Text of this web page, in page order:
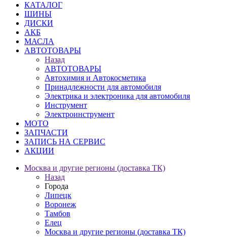
КАТАЛОГ
ШИНЫ
ДИСКИ
АКБ
МАСЛА
АВТОТОВАРЫ
Назад
АВТОТОВАРЫ
Автохимия и Автокосметика
Принадлежности для автомобиля
Электрика и электроника для автомобиля
Инструмент
Электроинструмент
МОТО
ЗАПЧАСТИ
ЗАПИСЬ НА СЕРВИС
АКЦИИ
Москва и другие регионы (доставка ТК)
Назад
Города
Липецк
Воронеж
Тамбов
Елец
Москва и другие регионы (доставка ТК)